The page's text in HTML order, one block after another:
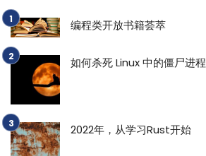
编程类开放书籍荟萃
如何杀死 Linux 中的僵尸进程
2022年，从学习Rust开始